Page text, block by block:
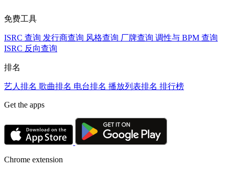
免费工具
ISRC 查询 发行商查询 风格查询 厂牌查询 调性与 BPM 查询
ISRC 反向查询
排名
艺人排名 歌曲排名 电台排名 播放列表排名 排行榜
Get the apps
Chrome extension